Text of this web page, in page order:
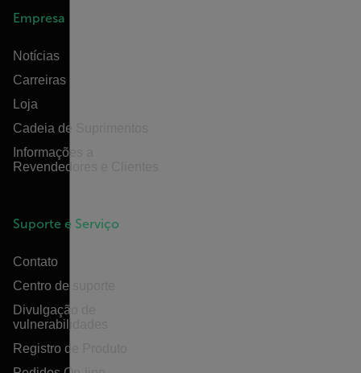
Empresa
Notícias
Carreiras
Loja
Cadeia de Suprimentos
Informações a
Revendedores e Clientes
Suporte e Serviço
Contato
Centro de suporte
Divulgação de
vulnerabilidades
Registro de Produto